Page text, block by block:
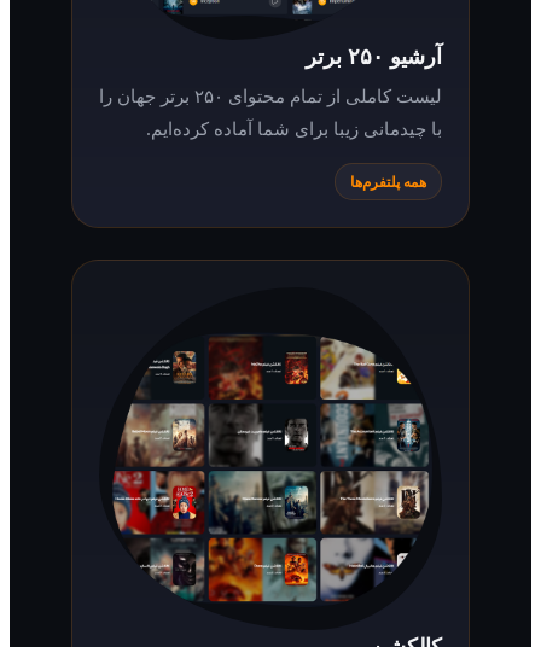
لیست کاملی از تمام محتوای ۲۵۰ برتر جهان را
با چیدمانی زیبا برای شما آماده کرده‌ایم.
همه پلتفرم‌ها